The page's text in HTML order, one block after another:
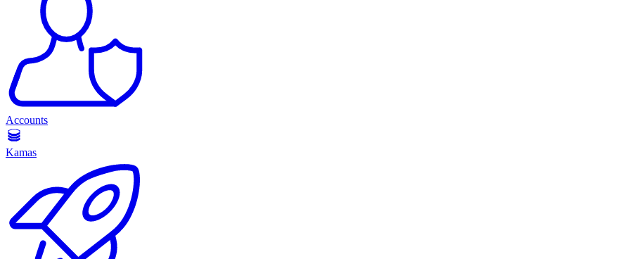
Accounts
Kamas